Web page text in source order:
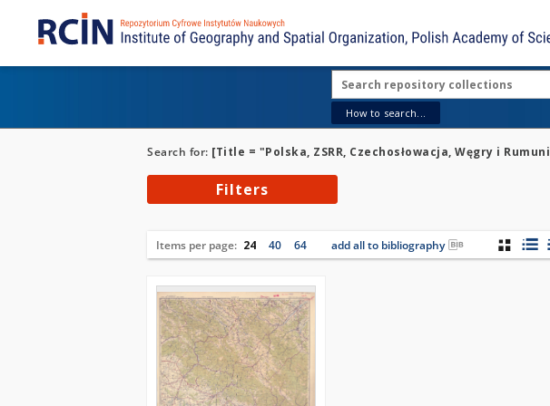
How to search...
Search for: [Title = "Polska, ZSRR, Czechosłowacja, Węgry i
Filters
Items per page: 24 40 64 add all to bibliography